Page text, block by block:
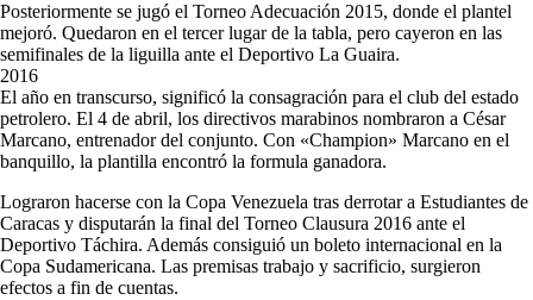
Posteriormente se jugó el Torneo Adecuación 2015, donde el plantel
mejoró. Quedaron en el tercer lugar de la tabla, pero cayeron en las
semifinales de la liguilla ante el Deportivo La Guaira.
2016
El año en transcurso, significó la consagración para el club del estado
petrolero. El 4 de abril, los directivos marabinos nombraron a César
Marcano, entrenador del conjunto. Con «Champion» Marcano en el
banquillo, la plantilla encontró la formula ganadora.
Lograron hacerse con la Copa Venezuela tras derrotar a Estudiantes de
Caracas y disputarán la final del Torneo Clausura 2016 ante el
Deportivo Táchira. Además consiguió un boleto internacional en la
Copa Sudamericana. Las premisas trabajo y sacrificio, surgieron
efectos a fin de cuentas.